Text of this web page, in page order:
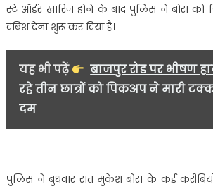
स्टे ऑर्डर खारिज होने के बाद पुलिस ने बोरा
दबिश देना शुरू कर दिया है।
यह भी पढ़ें
बाजपुर रोड पर भीषण
रहे तीन छात्रों को पिकअप ने मारी
दम
पुलिस ने बुधवार रात मुकेश बोरा के कई